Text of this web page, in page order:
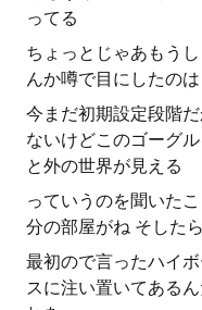
ってる
ちょっとじゃあもう
んか噂で目にしたのは
今まだ初期設定段階
ないけどこのゴーグ
と外の世界が見える
っていうのを聞いた
分の部屋がね そした
最初ので言ったハイ
スに注い置いてある